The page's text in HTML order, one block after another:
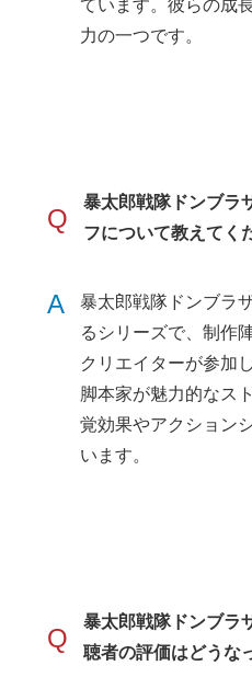
ています。彼らの成
力の一つです。
Q
暴太郎戦隊ドンブラ
フについて教えてく
A
暴太郎戦隊ドンブラ
るシリーズで、制作
クリエイターが参加
脚本家が魅力的なス
覚効果やアクション
います。
Q
暴太郎戦隊ドンブラ
聴者の評価はどうな